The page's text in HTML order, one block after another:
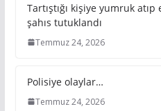
Tartıştığı kişiye yumruk
şahıs tutuklandı
Temmuz 24, 2026
Polisiye olaylar…
Temmuz 24, 2026